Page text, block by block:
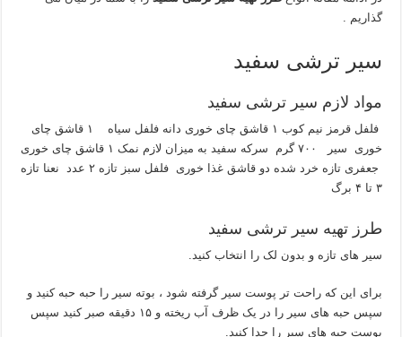
گذاریم .
سیر ترشی سفید
مواد لازم سیر ترشی سفید
فلفل قرمز نیم کوب ۱ قاشق چای خوری دانه فلفل سیاه ۱ قاشق چای
خوری سیر ۷۰۰ گرم سرکه سفید به میزان لازم نمک ۱ قاشق چای خوری
جعفری تازه خرد شده دو قاشق غذا خوری فلفل سبز تازه ۲ عدد نعنا تازه
۳ تا ۴ برگ
طرز تهیه سیر ترشی سفید
سیر های تازه و بدون لک را انتخاب کنید.
برای این که راحت تر پوست سیر گرفته شود ، بوته سیر را حبه حبه کنید و
سپس حبه های سیر را در یک ظرف آب ریخته و ۱۵ دقیقه صبر کنید سپس
پوست حبه های سیر را جدا کنید.